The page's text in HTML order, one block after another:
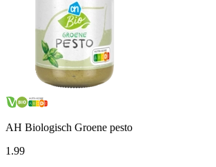
AH Biologisch Groene pesto
1 .99